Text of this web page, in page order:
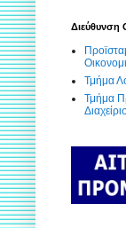
Διεύθυνση
Τμήμα
Τμήμα